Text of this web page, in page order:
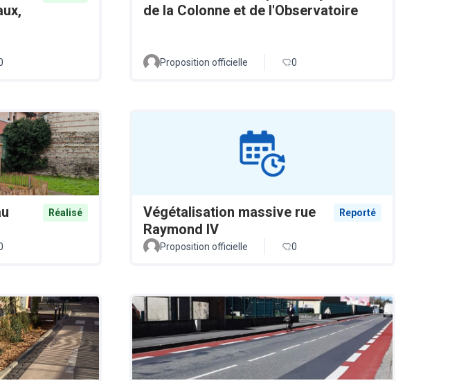
de la Colonne et de l'Observatoire
Proposition officielle 0
Réalisé
Végétalisation massive rue
Raymond IV
Reporté
Proposition officielle 0